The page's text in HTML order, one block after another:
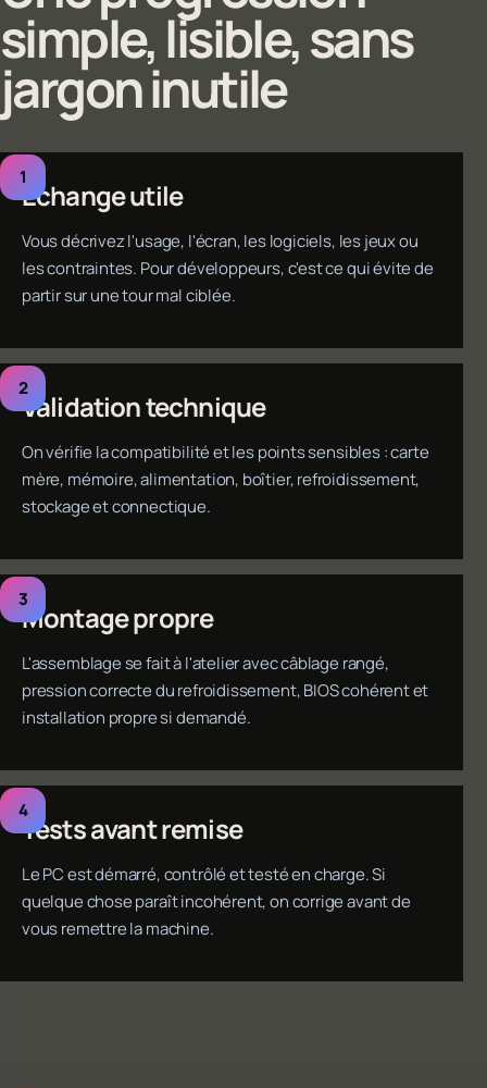
simple, lisible, sans
jargon inutile
Échange utile
Vous décrivez l'usage, l'écran, les logiciels, les jeux ou
les contraintes. Pour développeurs, c'est ce qui évite de
partir sur une tour mal ciblée.
Validation technique
On vérifie la compatibilité et les points sensibles : carte
mère, mémoire, alimentation, boîtier, refroidissement,
stockage et connectique.
Montage propre
L'assemblage se fait à l'atelier avec câblage rangé,
pression correcte du refroidissement, BIOS cohérent et
installation propre si demandé.
Tests avant remise
Le PC est démarré, contrôlé et testé en charge. Si
quelque chose paraît incohérent, on corrige avant de
vous remettre la machine.